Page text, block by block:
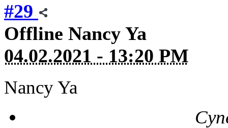
#29
Offline Nancy Ya
04.02.2021 - 13:20 PM
Nancy Ya